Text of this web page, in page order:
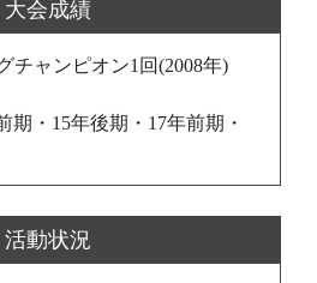
大会成績
チャンピオン1回(2008年)
期・15年後期・17年前期・
活動状況